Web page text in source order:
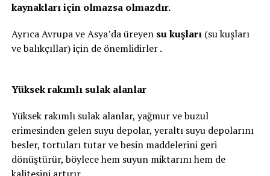
kaynakları için olmazsa olmazdır.
Ayrıca Avrupa ve Asya’da üreyen su kuşları(su kuşları
ve balıkçıllar) için de önemlidirler .
Yüksek rakımlı sulak alanlar
Yüksek rakımlı sulak alanlar, yağmur ve buzul
erimesinden gelen suyu depolar, yeraltı suyu depolarını
besler, tortuları tutar ve besin maddelerini geri
dönüştürür, böylece hem suyun miktarını hem de